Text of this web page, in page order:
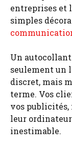
entreprises et
simples
Un
seulement un
discret, mais
terme. Vos
vos
leur ordinateur
inestimable.